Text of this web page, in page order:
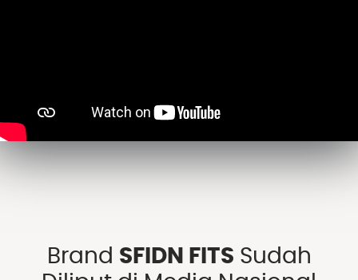
Brand SFIDN FITS Sudah